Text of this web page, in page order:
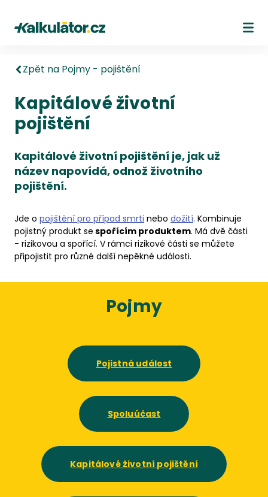
Kalkulátor.cz
Zpět na Pojmy - pojištění
Kapitálové životní
pojištění
Kapitálové životní pojištění je, jak už
název napovídá, odnož životního
pojištění.
Jde o pojištění pro případ smrti nebo dožití. Kombinuje
pojistný produkt se spořícím produktem. Má dvě části
- rizikovou a spořící. V rámci rizikové části se můžete
připojistit pro různé další nepěkné události.
Pojmy
Pojistná událost
Spoluúčast
Kapitálové životní pojištění